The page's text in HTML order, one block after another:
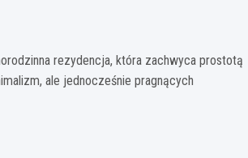
rezydencja, która zachwyca prostotą
ale jednocześnie pragnących